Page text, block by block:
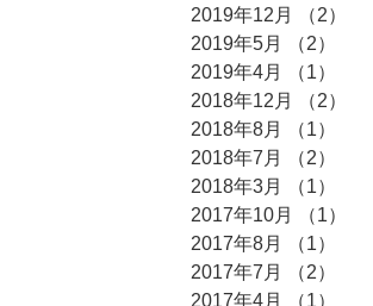
2019年12月
（2）
2019年5月
（2）
2019年4月
（1）
2018年12月
（2）
2018年8月
（1）
2018年7月
（2）
2018年3月
（1）
2017年10月
（1）
2017年8月
（1）
2017年7月
（2）
2017年4月
（1）